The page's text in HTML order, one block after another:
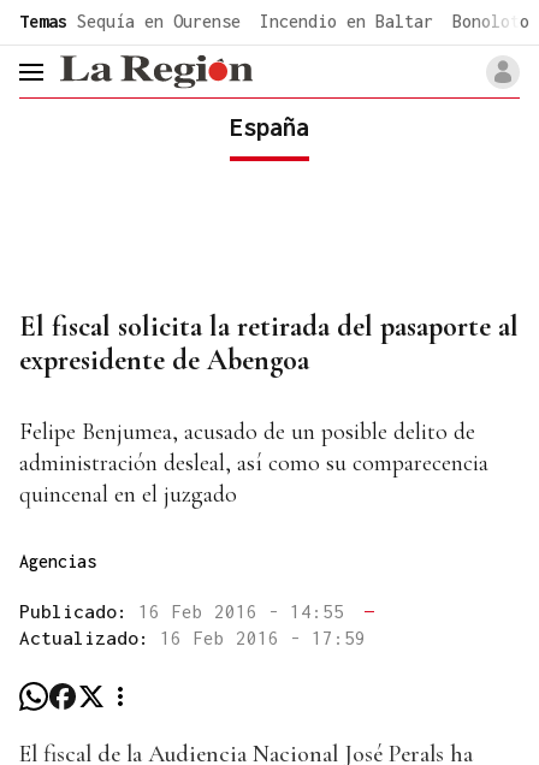
common.go-to-content
Temas Sequía en Ourense Incendio en Baltar Bonoloto
header.menu.open
España
El fiscal solicita la retirada del pasaporte al
expresidente de Abengoa
Felipe Benjumea, acusado de un posible delito de
administración desleal, así como su comparecencia
quincenal en el juzgado
Agencias
Publicado: 16 Feb 2016 - 14:55
—
Actualizado: 16 Feb 2016 - 17:59
El fiscal de la Audiencia Nacional José Perals ha